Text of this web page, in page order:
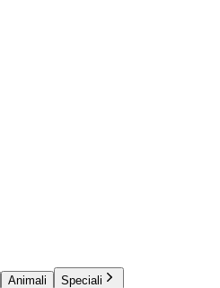
Animali
Speciali